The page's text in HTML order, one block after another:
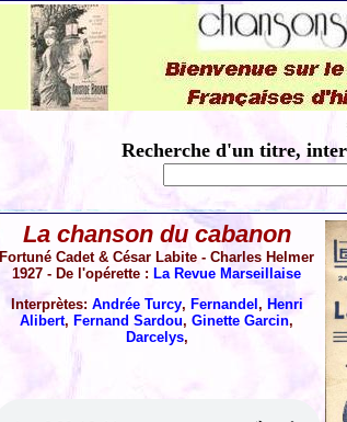
Recherche d'un titre,
La chanson du cabanon
Fortuné Cadet & César Labite - Charles Helmer
1927 - De l'opérette : La Revue Marseillaise
Interprètes: Andrée Turcy, Fernandel , Henri
Alibert, Fernand Sardou, Ginette Garcin,
Darcelys,